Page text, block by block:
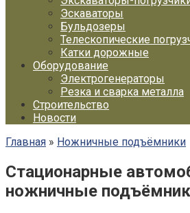
Эскаваторы
Бульдозеры
Телескопические
Катки дорожные
Оборудование
Электрогенераторы
Резка и сварка металла
Строительство
Новости
Главная » Ножничные подъёмники
Стационарные
ножничные